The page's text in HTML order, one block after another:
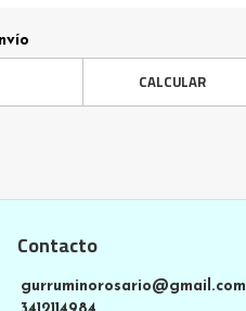
CALCULAR
Contacto
gurruminorosario@gmail.com